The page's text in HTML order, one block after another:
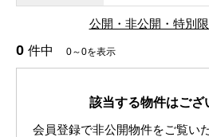
公開・非公開・特別
0 件中 0～0を表示
該当する物件はござ
会員登録で非公開物件をご覧い